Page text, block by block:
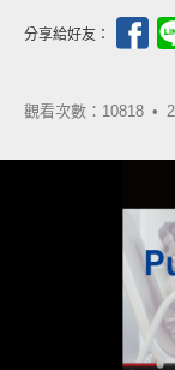
分享給好友：
觀看次數：10818 •